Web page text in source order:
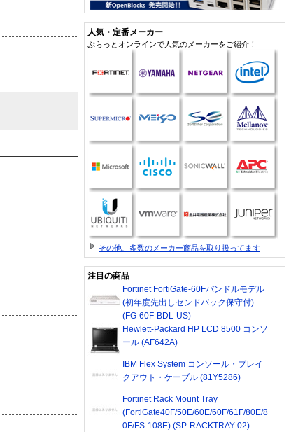
人気・定番メーカー
ぷらっとオンラインで人気のメーカーをご紹介！
その他、多数のメーカー商品を取り扱ってます
注目の商品
Fortinet FortiGate-60Fバンドルモデル
(初年度先出しセンドバック保守付)
(FG-60F-BDL-US)
Hewlett-Packard HP LCD 8500 コンソ
ール (AF642A)
IBM Flex System コンソール・ブレイ
クアウト・ケーブル (81Y5286)
Fortinet Rack Mount Tray
(FortiGate40F/50E/60E/60F/61F/80E/8
0F/FS-108E) (SP-RACKTRAY-02)